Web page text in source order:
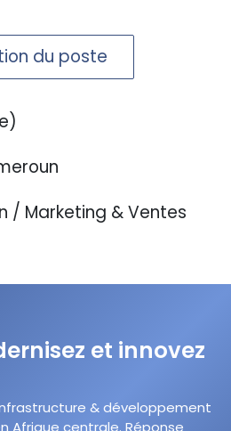
du poste
/ Marketing & Ventes
et innovez
& développement
Afrique centrale. Réponse